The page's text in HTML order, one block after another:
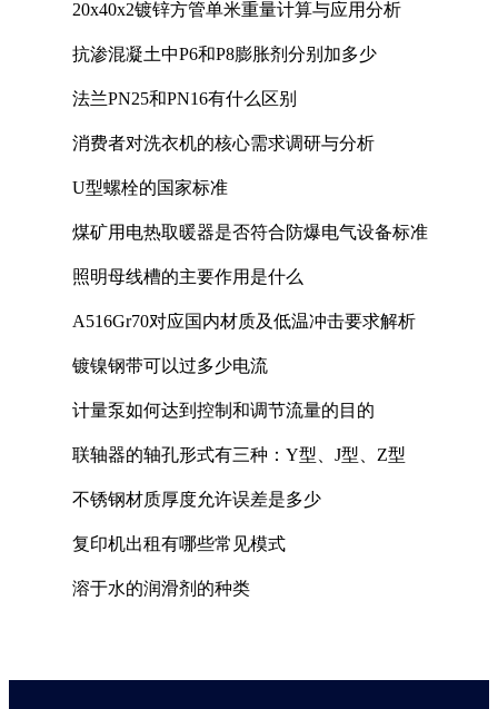
20x40x2镀锌方管单米重量计算与应用分析
抗渗混凝土中P6和P8膨胀剂分别加多少
法兰PN25和PN16有什么区别
消费者对洗衣机的核心需求调研与分析
U型螺栓的国家标准
煤矿用电热取暖器是否符合防爆电气设备标准
照明母线槽的主要作用是什么
A516Gr70对应国内材质及低温冲击要求解析
镀镍钢带可以过多少电流
计量泵如何达到控制和调节流量的目的
联轴器的轴孔形式有三种：Y型、J型、Z型
不锈钢材质厚度允许误差是多少
复印机出租有哪些常见模式
溶于水的润滑剂的种类